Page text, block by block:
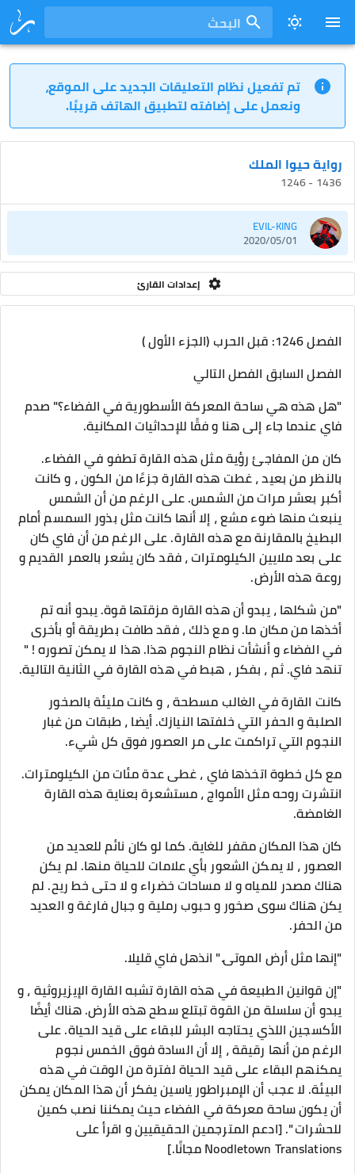
البحث
تم تفعيل نظام التعليقات الجديد على الموقع،
ونعمل على إضافته لتطبيق الهاتف قريبًا.
رواية حيوا الملك
1436 - 1246
EVIL-KING
2020/05/01
إعدادات القارئ
الفصل 1246: قبل الحرب (الجزء الأول )
الفصل السابق الفصل التالي
"هل هذه هي ساحة المعركة الأسطورية في الفضاء؟" صدم
فاي عندما جاء إلى هنا و فقًا للإحداثيات المكانية.
كان من المفاجئ رؤية مثل هذه القارة تطفو في الفضاء.
بالنظر من بعيد ، غطت هذه القارة جزءًا من الكون ، و كانت
أكبر بعشر مرات من الشمس. على الرغم من أن الشمس
ينبعث منها ضوء مشع ، إلا أنها كانت مثل بذور السمسم أمام
البطيخ بالمقارنة مع هذه القارة. على الرغم من أن فاي كان
على بعد ملايين الكيلومترات ، فقد كان يشعر بالعمر القديم و
روعة هذه الأرض.
"من شكلها ، يبدو أن هذه القارة مزقتها قوة. يبدو أنه تم
أخذها من مكان ما. و مع ذلك ، فقد طافت بطريقة أو بأخرى
في الفضاء و أنشأت نظام النجوم هذا. هذا لا يمكن تصوره ! "
تنهد فاي. ثم ، بفكر ، هبط في هذه القارة في الثانية التالية.
كانت القارة في الغالب مسطحة ، و كانت مليئة بالصخور
الصلبة و الحفر التي خلفتها النيازك. أيضا ، طبقات من غبار
النجوم التي تراكمت على مر العصور فوق كل شيء.
مع كل خطوة اتخذها فاي ، غطى عدة مئات من الكيلومترات.
انتشرت روحه مثل الأمواج ، مستشعرة بعناية هذه القارة
الغامضة.
كان هذا المكان مقفر للغاية. كما لو كان نائم للعديد من
العصور ، لا يمكن الشعور بأي علامات للحياة منها. لم يكن
هناك مصدر للمياه و لا مساحات خضراء و لا حتى خط ريح. لم
يكن هناك سوى صخور و حبوب رملية و جبال فارغة و العديد
من الحفر.
"إنها مثل أرض الموتى." انذهل فاي قليلا.
"إن قوانين الطبيعة في هذه القارة تشبه القارة الإيزيروثية ، و
يبدو أن سلسلة من القوة تبتلع سطح هذه الأرض. هناك أيضًا
الأكسجين اللذي يحتاجه البشر للبقاء على قيد الحياة. على
الرغم من أنها رقيقة ، إلا أن السادة فوق الخمس نجوم
يمكنهم البقاء على قيد الحياة لفترة من الوقت في هذه
البيئة. لا عجب أن الإمبراطور ياسين يفكر أن هذا المكان يمكن
أن يكون ساحة معركة في الفضاء حيث يمكننا نصب كمين
للحشرات ". [ادعم المترجمين الحقيقيين و اقرأ على
Noodletown Translations مجانًا.]